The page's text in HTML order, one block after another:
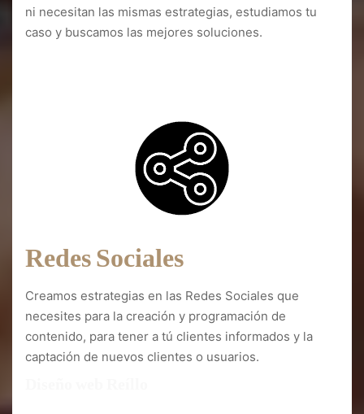
ni necesitan las mismas estrategias, estudiamos tu
caso y buscamos las mejores soluciones.
Redes Sociales
Creamos estrategias en las Redes Sociales que
necesites para la creación y programación de
contenido, para tener a tú clientes informados y la
captación de nuevos clientes o usuarios.